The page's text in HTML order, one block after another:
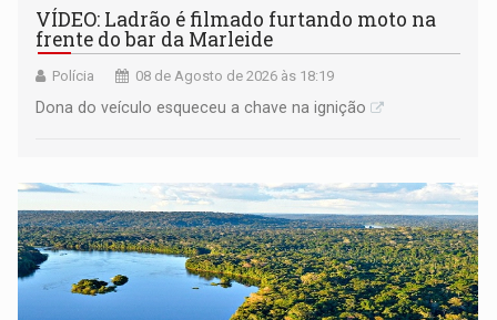
VÍDEO: Ladrão é filmado furtando moto na
frente do bar da Marleide
Polícia 08 de Agosto de 2026 às 18:19
Dona do veículo esqueceu a chave na ignição